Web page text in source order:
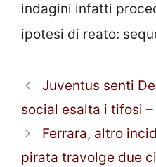
indagini infatti
ipotesi di reato:
Juventus senti
social esalta i tifosi –
Ferrara, altro
pirata travolge due